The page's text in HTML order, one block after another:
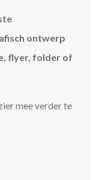
ontwerp
flyer, folder of
mee verder te